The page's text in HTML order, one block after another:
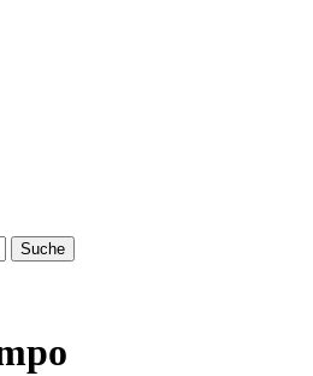
Suche